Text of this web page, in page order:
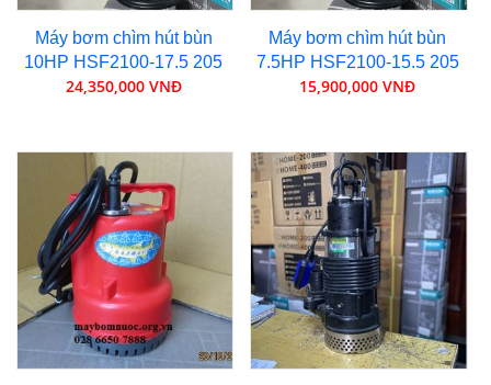
Máy bơm chìm hút bùn
10HP HSF2100-17.5 205
24,350,000 VNĐ
Máy bơm chìm hút bùn
7.5HP HSF2100-15.5 205
15,900,000 VNĐ